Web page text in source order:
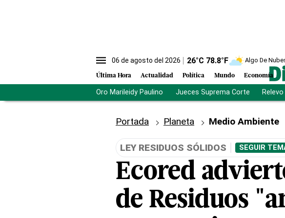
06 de agosto del 2026 26°C 78.8°F Algo De
Última Hora Actualidad Política Mundo Economía
Oro Marileidy Paulino Jueces Suprema Corte
Portada Planeta Medio Ambiente
LEY RESIDUOS SÓLIDOS SEGUIR
Ecored
de Residuos